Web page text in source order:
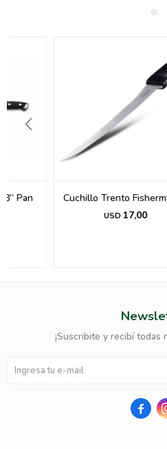
Cuchillo Trento Fisherman Xl
¡Suscribite y recibí todas
